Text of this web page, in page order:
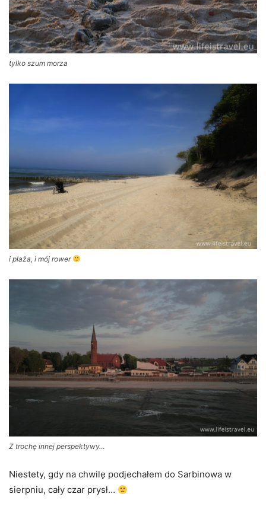
tylko szum morza
i plaża, i mój rower
Z trochę innej perspektywy…
Niestety, gdy na chwilę podjechałem do Sarbinowa w
sierpniu, cały czar prysł…